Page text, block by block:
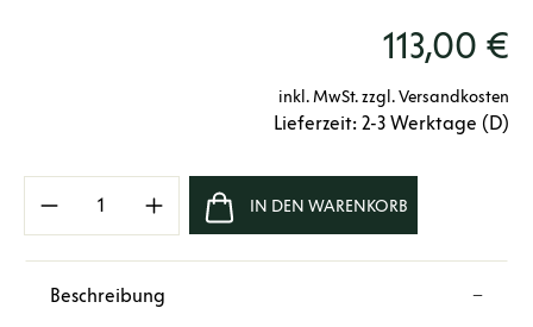
113,00 €
inkl. MwSt. zzgl. Versandkosten
Lieferzeit: 2-3 Werktage (D)
Produkt Anzahl: Gib den gewünschten
IN DEN WARENKORB
Beschreibung